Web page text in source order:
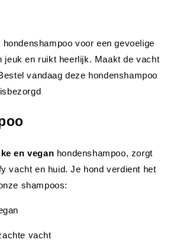
en vegan hondenshampoo, zorgt
vacht en huid. Je hond verdient het
shampoos:
vacht